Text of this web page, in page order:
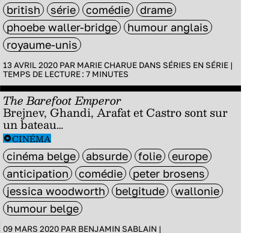
british série comédie
drame
phoebe waller-bridge
humour anglais
royaume-unis
13 AVRIL 2020 PAR MARIE CHARUEDANS SÉRIES EN SÉRIE|
TEMPS DE LECTURE : 7MINUTES
The Barefoot Emperor
Brejnev, Ghandi, Arafat et Castro sont sur
un bateau…
CINÉMA
cinéma belge absurde folie
europe
anticipation
comédie
peter brosens
jessica woodworth
belgitude
wallonie
humour belge
09 MARS 2020 PAR BENJAMIN SABLAIN |